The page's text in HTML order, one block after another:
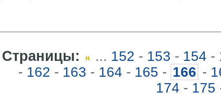
Страницы: ... 152 - 153 - 154 -
- 162 - 163 - 164 - 165 - 166 -
174 - 175